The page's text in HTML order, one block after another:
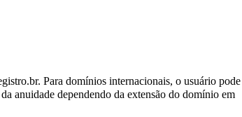
Para domínios internacionais, o usuário pode
anuidade dependendo da extensão do domínio em